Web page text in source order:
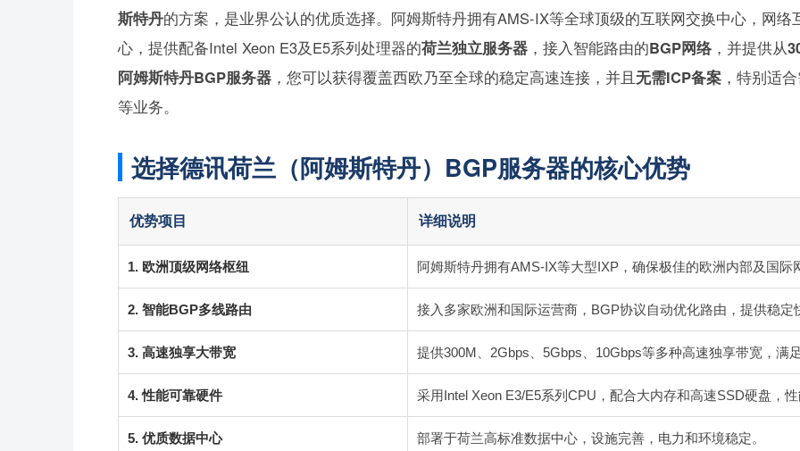
斯特丹的方案，是业界公认的优质选择。阿姆斯特丹拥有AMS-IX等全球顶级的互联网交换中心，网
心，提供配备Intel Xeon E3及E5系列处理器的荷兰独立服务器 ，接入智能路由的BGP网络 ，并提供从
阿姆斯特丹BGP服务器 ，您可以获得覆盖西欧乃至全球的稳定高速连接，并且无需ICP备案 ，特别适
等业务。
选择德讯荷兰（阿姆斯特丹）BGP服务器的核心优势
优势项目 详细说明
1. 欧洲顶级网络枢纽 阿姆斯特丹拥有AMS-IX等大型IXP，确保极佳的欧洲内部及国际
2. 智能BGP多线路由 接入多家欧洲和国际运营商，BGP协议自动优化路由，提供稳定
3. 高速独享大带宽 提供300M、2Gbps、5Gbps、10Gbps等多种高速独享带宽，满
4. 性能可靠硬件 采用Intel Xeon E3/E5系列CPU，配合大内存和高速SSD硬盘，性
5. 优质数据中心 部署于荷兰高标准数据中心，设施完善，电力和环境稳定。